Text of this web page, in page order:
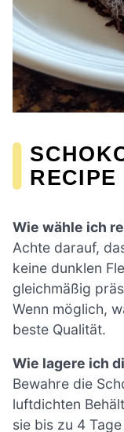
RECIPE
Wie wähle ich
Achte darauf,
keine dunklen
gleichmäßig
Wenn möglich,
beste Qualität.
Wie lagere ich
Bewahre die
luftdichten
sie bis zu 4